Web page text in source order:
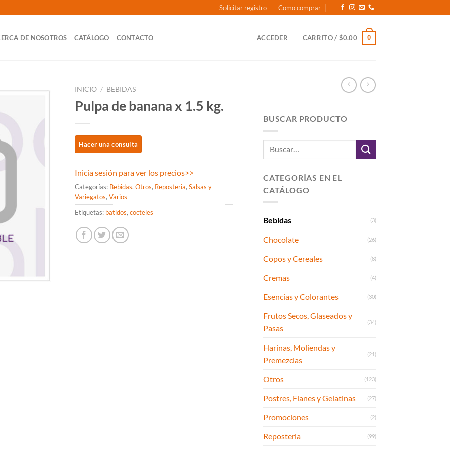
Solicitar registro Como comprar
DE NOSOTROS CATÁLOGO CONTACTO ACCEDER CARRITO / $0.00 0
INICIO / BEBIDAS
Pulpa de banana x 1.5 kg.
Inicia sesión para ver los precios>>
Categorías: Bebidas, Otros, Reposteria, Salsas y
Variegatos, Varios
Etiquetas: batidos, cocteles
BUSCAR PRODUCTO
Buscar
CATEGORÍAS EN EL
CATÁLOGO
Bebidas (3)
Chocolate (26)
Copos y Cereales (8)
Cremas (4)
Esencias y Colorantes (30)
Frutos Secos, Glaseados y
Pasas
(34)
Harinas, Moliendas y
Premezclas
(21)
Otros (123)
Postres, Flanes y Gelatinas (27)
Promociones (2)
Reposteria (99)